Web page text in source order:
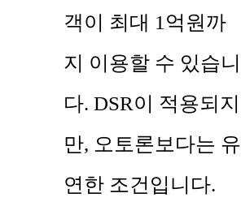
객이 최대 1억원까
지 이용할 수 있습니
다. DSR이 적용되지
만, 오토론보다는 유
연한 조건입니다.